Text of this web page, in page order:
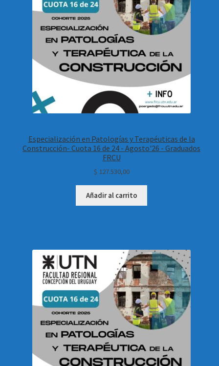
Especialización en Patologías y Terapéuticas de la
Construcción- Cuota 16 de 24 - Agosto'26 - Graduados
FRCU
$ 127.530,00
Añadir al carrito